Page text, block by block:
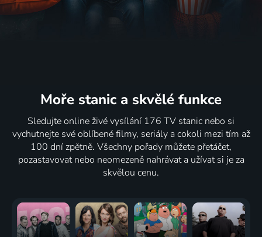
Moře stanic a skvělé funkce
Sledujte online živé vysílání 176 TV stanic nebo si
vychutnejte své oblíbené filmy, seriály a cokoli mezi tím až
100 dní zpětně. Všechny pořady můžete přetáčet,
pozastavovat nebo neomezeně nahrávat a užívat si je za
skvělou cenu.